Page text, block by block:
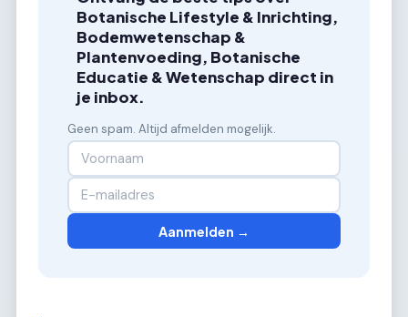
Botanische Lifestyle & Inrichting,
Bodemwetenschap &
Plantenvoeding, Botanische
Educatie & Wetenschap direct in
je inbox.
Geen spam. Altijd afmelden mogelijk.
Aanmelden →